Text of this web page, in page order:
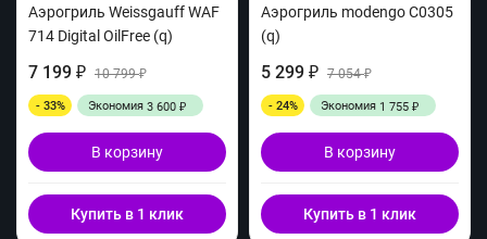
Аэрогриль Weissgauff WAF
714 Digital OilFree (q)
7 199 ₽ 10 799₽
- 33% Экономия 3 600 ₽
В корзину
Купить в 1 клик
Aэрогриль modengo C0305
(q)
5 299 ₽ 7 054₽
- 24% Экономия 1 755 ₽
В корзину
Купить в 1 клик